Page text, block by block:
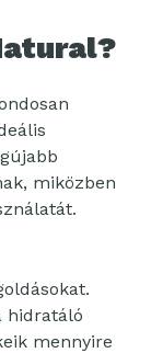
miközben
hidratáló
mennyire